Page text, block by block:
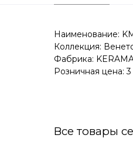
Наименование:
Коллекция:
Фабрика:
Розничная цена:
Все товары